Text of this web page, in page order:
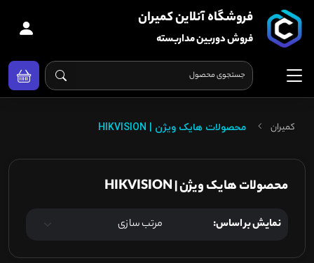
فروشگاه آنلاین کمیران
فروش دوربین مداربسته
کمیران محصولات هایک ویژن | HIKVISION
محصولات هایک ویژن | HIKVISION
نمایش بر اساس: